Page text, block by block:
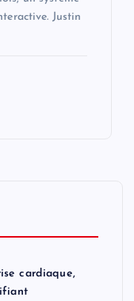
Justin
cardiaque,